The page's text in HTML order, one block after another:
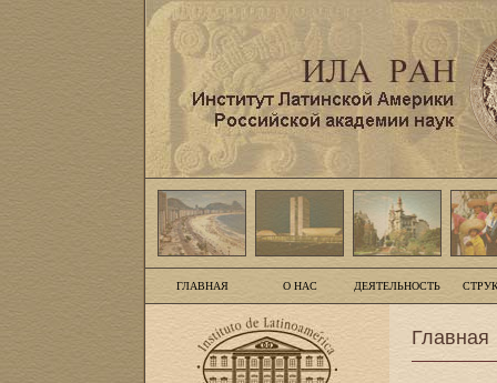
ГЛАВНАЯ О НАС ДЕЯТЕЛЬНОСТЬ
Главная